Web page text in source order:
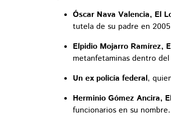
Óscar Nava Valencia, El
tutela de su padre en
Elpidio Mojarro Ramírez,
metanfetaminas dentro del
Un ex policía federal,
Herminio Gómez Ancira,
funcionarios en su nombre.